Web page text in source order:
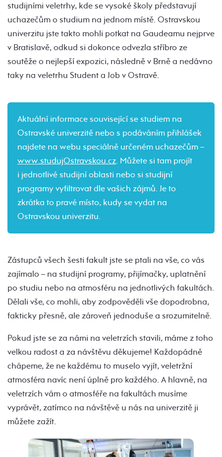
studijními veletrhy, kde se vysoké školy představují
uchazečům o studium na jednom místě. Ostravskou
univerzitu jste takto mohli potkat na Gaudeamu nejprve
v Bratislavě, odkud si dokonce odvezla stříbro ze
soutěže o nejlepší expozici, následně v Brně a nedávno
taky na veletrhu Student a Job v Ostravě.
Aktuální informace související se studiem na
Ostravské univerzitě nebo s podáváním přihlášek
najdete na webu speciálně určeném uchazečům –
www.studujOstravskou.cz. Můžete si tam projít
i jednotlivé studijní oblasti nebo si studijní
programy vyfiltrovat dle vašich zájmů. Je to
zkrátka to pravé místo, kudy se vydat na
Ostravskou univerzitu.
Zástupců všech šesti fakult jste se ptali na vše, co vás
zajímalo – na studijní programy, přijímačky, uplatnění
po studiu nebo na atmosféru na jednotlivých fakultách.
Dělali vše, co mohli, aby zodpověděli vše dopodrobna,
fakticky přesně, ale zároveň jednoduše a srozumitelně.
Pokud jste se za námi na veletrzích stavili, máme z toho
velkou radost a za návštěvu děkujeme! Každopádně
chápeme, že ne každému to muselo vyjít, veletržní
atmosféra navíc není úplně pro každého. A hlavně, na
veletrzích vám o atmosféře na fakultách musíme
vyprávět, zatímco na návštěvě u nás na univerzitě ji
můžete zažít.